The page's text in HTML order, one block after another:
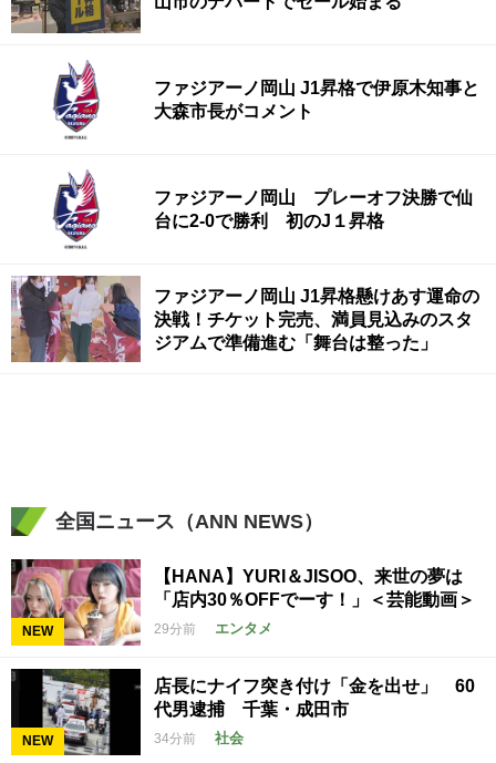
ファジアーノ岡山 J1昇格で伊原木知事と
大森市長がコメント
ファジアーノ岡山 プレーオフ決勝で仙
台に2-0で勝利 初のJ１昇格
ファジアーノ岡山 J1昇格懸けあす運命の
決戦！チケット完売、満員見込みのスタ
ジアムで準備進む「舞台は整った」
全国ニュース（ANN NEWS）
NEW
【HANA】YURI＆JISOO、来世の夢は
「店内30％OFFでーす！」＜芸能動画＞
29分前 エンタメ
NEW
店長にナイフ突き付け「金を出せ」 60
代男逮捕 千葉・成田市
34分前 社会